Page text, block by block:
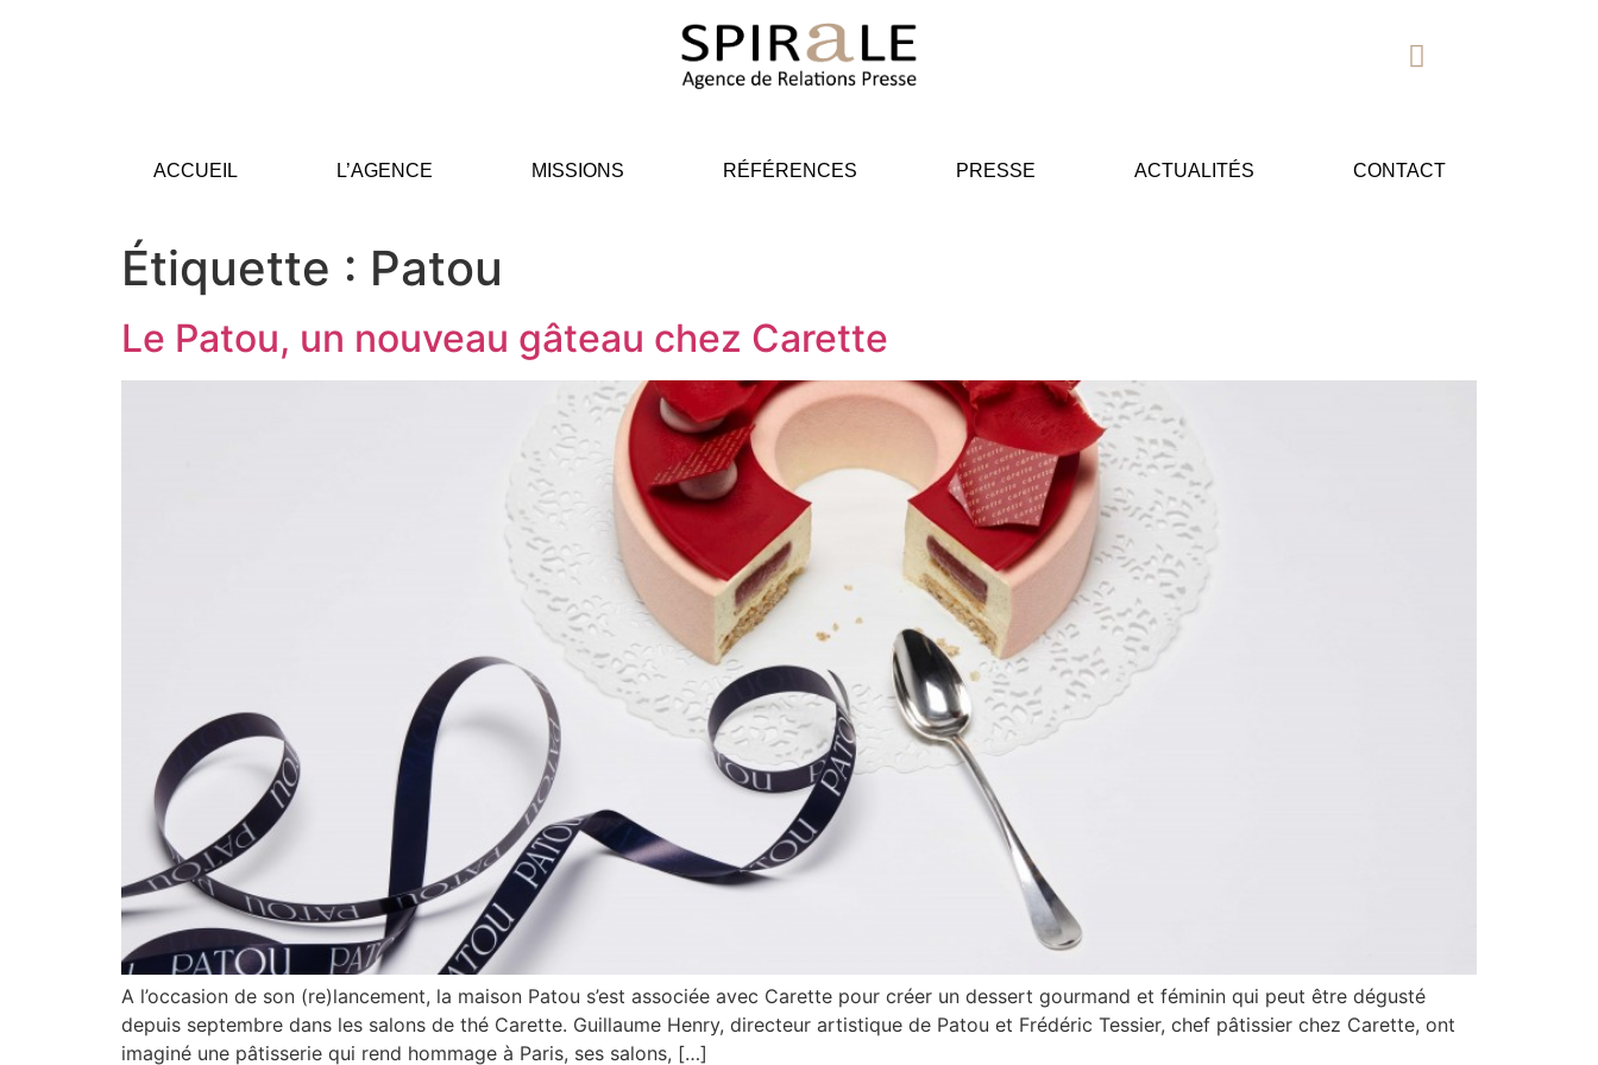
ACCUEIL L’AGENCE MISSIONS RÉFÉRENCES PRESSE ACTUALITÉS CONTACT
Étiquette : Patou
Le Patou, un nouveau gâteau chez Carette
A l’occasion de son (re)lancement, la maison Patou s’est associée avec Carette pour créer un dessert gourmand et féminin qui peut être dégusté
depuis septembre dans les salons de thé Carette. Guillaume Henry, directeur artistique de Patou et Frédéric Tessier, chef pâtissier chez Carette, ont
imaginé une pâtisserie qui rend hommage à Paris, ses salons, […]